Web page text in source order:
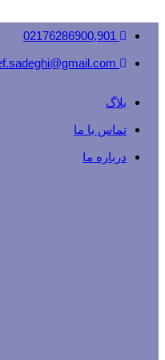
بلاگ
تماس با ما
درباره ما